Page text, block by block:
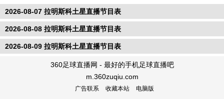
篮
2026-08-07 拉明斯科土星直播节目表
2026-08-08 拉明斯科土星直播节目表
2026-08-09 拉明斯科土星直播节目表
360足球直播网 - 最好的手机足球直播吧
m.360zuqiu.com
广告联系 收藏本站 电脑版